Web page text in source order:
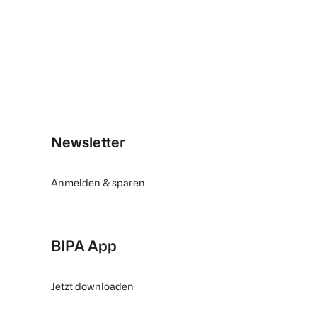
Newsletter
Anmelden & sparen
BIPA App
Jetzt downloaden